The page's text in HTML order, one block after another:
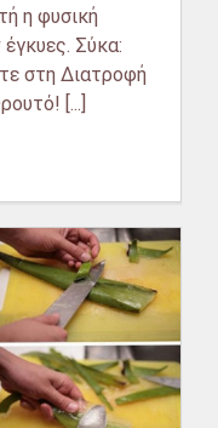
η φυσική
Σύκα:
στη Διατροφή
[...]